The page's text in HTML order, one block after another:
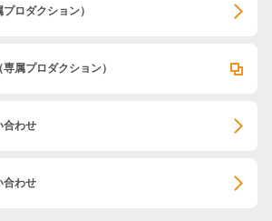
プロダクション）
専属プロダクション）
合わせ
合わせ